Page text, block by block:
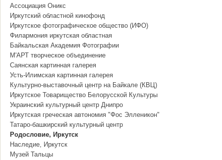
Ассоциация Оникс
Иркутский областной кинофонд
Иркутское фотографическое общество (ИФО)
Филармония иркутская областная
Байкальская Академия Фотографии
М'АРТ творческое объединение
Саянская картинная галерея
Усть-Илимская картинная галерея
Культурно-выставочный центр на Байкале (КВЦ)
Иркутское Товарищество Белорусской Культуры
Украинский культурный центр Днипро
Иркутская греческая автономия "Фос Элленикон"
Татаро-башкирский культурный центр
Родословие, Иркутск
Наследие, Иркутск
Музей Тальцы